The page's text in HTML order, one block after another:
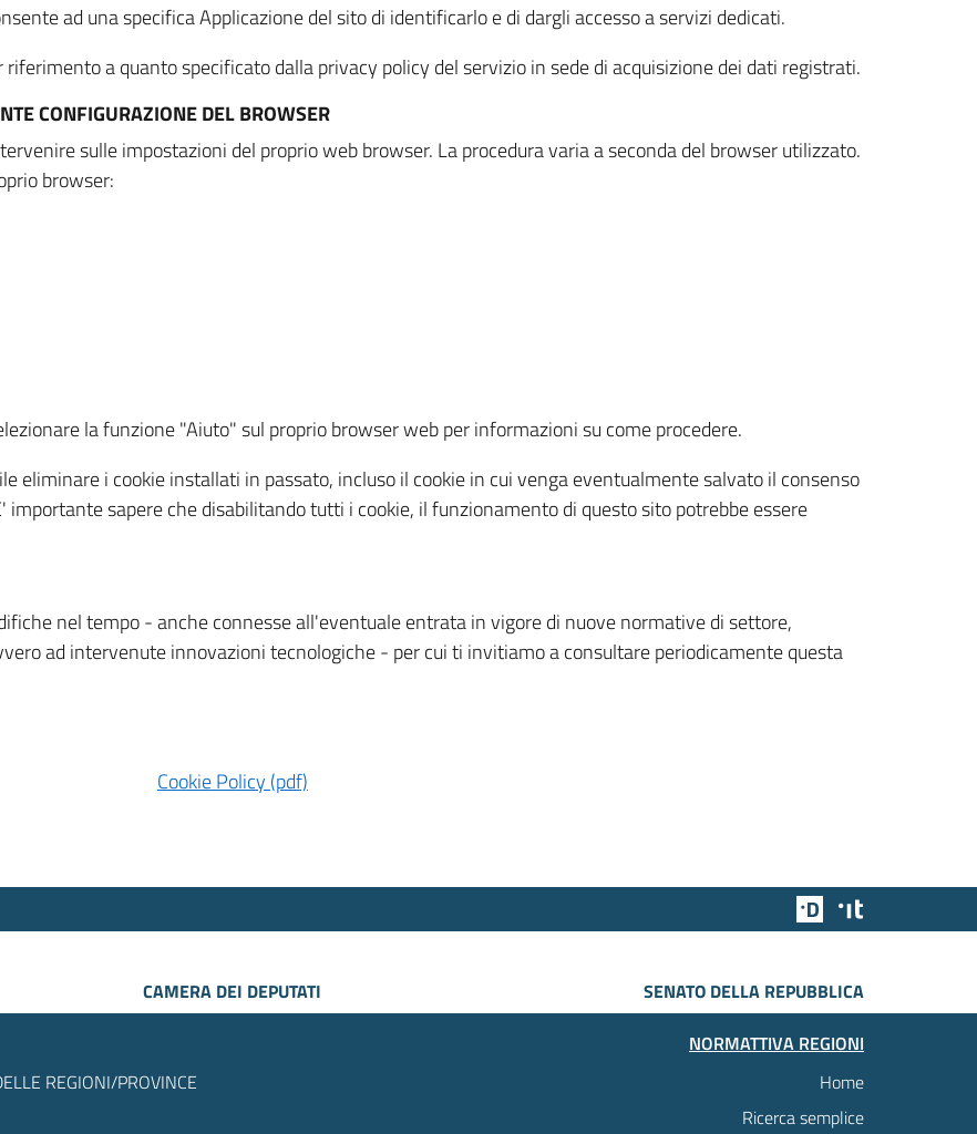
ad una specifica Applicazione del sito di identificarlo e di dargli accesso a servizi dedicati.
a quanto specificato dalla privacy policy del servizio in sede di acquisizione dei dati registrati.
CONFIGURAZIONE DEL BROWSER
sulle impostazioni del proprio web browser. La procedura varia a seconda del browser utilizzato.
browser:
la funzione "Aiuto" sul proprio browser web per informazioni su come procedere.
eliminare i cookie installati in passato, incluso il cookie in cui venga eventualmente salvato il consenso
sapere che disabilitando tutti i cookie, il funzionamento di questo sito potrebbe essere
nel tempo - anche connesse all'eventuale entrata in vigore di nuove normative di settore,
ad intervenute innovazioni tecnologiche - per cui ti invitiamo a consultare periodicamente questa
Cookie Policy (pdf)
Team Digitale
CAMERA DEI DEPUTATI
SENATO DELLA REPUBBLICA
REGIONI/PROVINCE
NORMATTIVA REGIONI
Home
Ricerca semplice